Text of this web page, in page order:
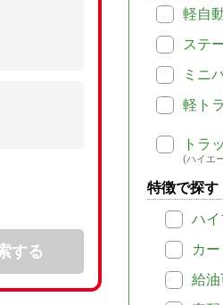
軽自
ステ
ミニ
軽ト
トラ
(ハイエ
特徴で探す
ハイ
カ
給
する